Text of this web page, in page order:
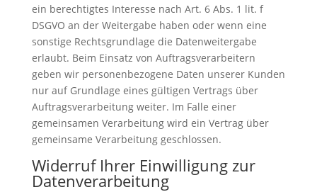
ein berechtigtes Interesse nach Art. 6 Abs. 1 lit. f
DSGVO an der Weitergabe haben oder wenn eine
sonstige Rechtsgrundlage die Datenweitergabe
erlaubt. Beim Einsatz von Auftragsverarbeitern
geben wir personenbezogene Daten unserer Kunden
nur auf Grundlage eines gültigen Vertrags über
Auftragsverarbeitung weiter. Im Falle einer
gemeinsamen Verarbeitung wird ein Vertrag über
gemeinsame Verarbeitung geschlossen.
Widerruf Ihrer Einwilligung zur
Datenverarbeitung